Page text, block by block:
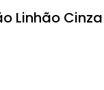
Linhão